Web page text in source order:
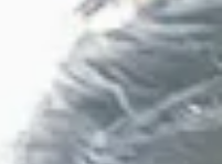
Qual a razão de tantos
profissionais
desengajados? Como
engajá-los?